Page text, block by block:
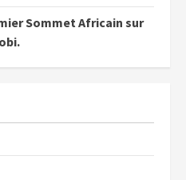
Sommet Africain sur